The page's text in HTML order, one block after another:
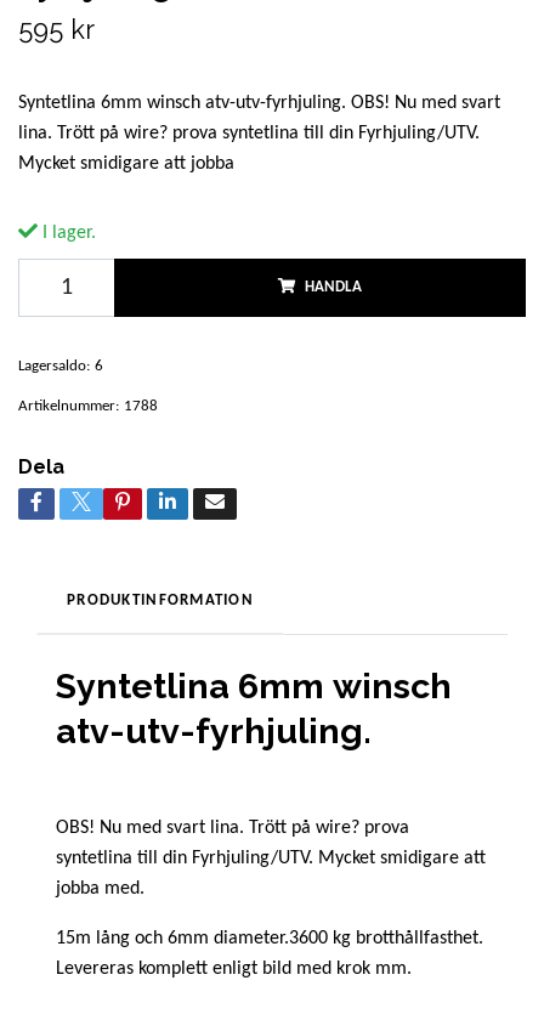
595 kr
Syntetlina 6mm winsch atv-utv-fyrhjuling. OBS! Nu med svart
lina. Trött på wire? prova syntetlina till din Fyrhjuling/UTV.
Mycket smidigare att jobba
I lager.
HANDLA
Lagersaldo: 6
Artikelnummer: 1788
Dela
PRODUKTINFORMATION
Syntetlina 6mm winsch
atv-utv-fyrhjuling.
OBS! Nu med svart lina. Trött på wire? prova
syntetlina till din Fyrhjuling/UTV. Mycket smidigare att
jobba med.
15m lång och 6mm diameter.3600 kg brotthållfasthet.
Levereras komplett enligt bild med krok mm.